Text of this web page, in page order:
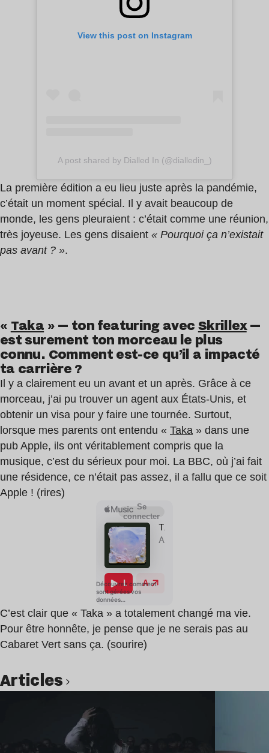
View this post on Instagram
A post shared by Dialled In (@dialledin_)
La première édition a eu lieu juste après la pandémie,
c’était un moment spécial. Il y avait beaucoup de
monde, les gens pleuraient : c’était comme une réunion,
très joyeuse. Les gens disaient « Pourquoi ça n’existait
pas avant ? ».
« Taka » — ton featuring avecSkrillex—
est surement ton morceau le plus
connu. Comment est-ce qu’il a impacté
ta carrière ?
Il y a clairement eu un avant et un après. Grâce à ce
morceau, j’ai pu trouver un agent aux États-Unis, et
obtenir un visa pour y faire une tournée. Surtout,
lorsque mes parents ont entendu « Taka » dans une
pub Apple, ils ont véritablement compris que la
musique, c’est du sérieux pour moi. La BBC, où j’ai fait
une résidence, ce n’était pas assez, il a fallu que ce soit
Apple ! (rires)
C’est clair que « Taka » a totalement changé ma vie.
Pour être honnête, je pense que je ne serais pas au
Cabaret Vert sans ça. (sourire)
Articles